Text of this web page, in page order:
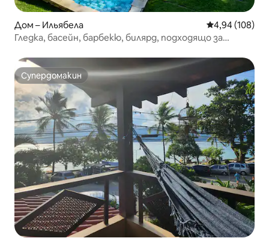
Дом – Ильябела Средна
4,94 (108)
Гледка, басейн, барбекю, билярд, подходящо за
Супердомакин
Супердомакин